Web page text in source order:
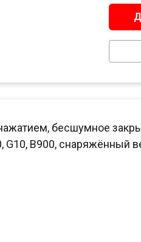
бесшумное
B900, снаряжённый